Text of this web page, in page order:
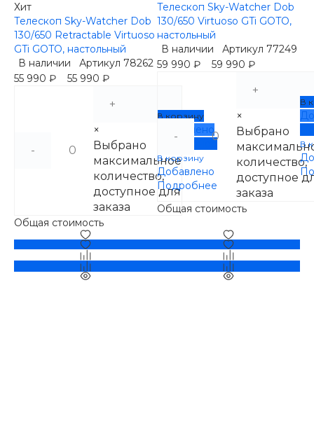
Хит
Телескоп Sky-Watcher Dob
130/650 Retractable Virtuoso
GTi GOTO, настольный
В наличии
Артикул 78262
55 990 ₽
55 990 ₽
-
+
×
Выбрано
максимальное
количество,
доступное для
заказа
В корзину
Добавлено
Подробнее
В корзину
Добавлено
Подробнее
Общая стоимость
Телескоп Sky-Watcher Dob
130/650 Virtuoso GTi GOTO,
настольный
В наличии
Артикул 77249
59 990 ₽
59 990 ₽
-
+
×
Выбрано
количество,
доступное
заказа
В
В
Общая стоимость